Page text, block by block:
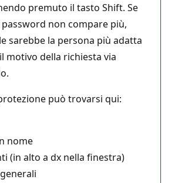
premuto il tasto Shift. Se
non compare più,
sarebbe la persona più adatta
motivo della richiesta via
può trovarsi qui:
nome
(in alto a dx nella finestra)